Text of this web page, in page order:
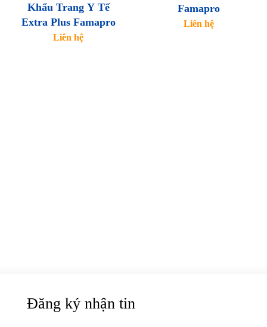
Khẩu Trang Y Tế
Extra Plus Famapro
Liên hệ
Famapro
Liên hệ
Đăng ký nhận tin